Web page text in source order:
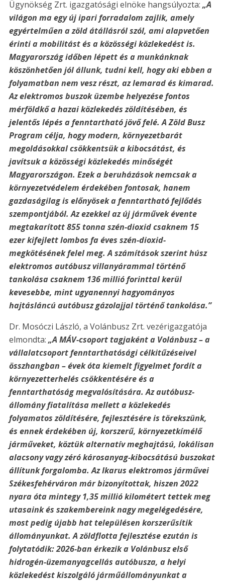
Ügynökség Zrt. igazgatósági elnöke hangsúlyozta: „A
világon ma egy új ipari forradalom zajlik, amely
egyértelműen a zöld átállásról szól, ami alapvetően
érinti a mobilitást és a közösségi közlekedést is.
Magyarország időben lépett és a munkánknak
köszönhetően jól állunk, tudni kell, hogy aki ebben a
folyamatban nem vesz részt, az lemarad és kimarad.
Az elektromos buszok üzembe helyezése fontos
mérföldkő a hazai közlekedés zöldítésében, és
jelentős lépés a fenntartható jövő felé. A Zöld Busz
Program célja, hogy modern, környezetbarát
megoldásokkal csökkentsük a kibocsátást, és
javítsuk a közösségi közlekedés minőségét
Magyarországon. Ezek a beruházások nemcsak a
környezetvédelem érdekében fontosak, hanem
gazdaságilag is előnyösek a fenntartható fejlődés
szempontjából. Az ezekkel az új járművek évente
megtakarított 855 tonna szén-dioxid csaknem 15
ezer kifejlett lombos fa éves szén-dioxid-
megkötésének felel meg. A számítások szerint húsz
elektromos autóbusz villanyárammal történő
tankolása csaknem 136 millió forinttal kerül
kevesebbe, mint ugyanennyi hagyományos
hajtásláncú autóbusz gázolajjal történő tankolása.”
Dr. Mosóczi László, a Volánbusz Zrt. vezérigazgatója
elmondta: „A MÁV-csoport tagjaként a Volánbusz – a
vállalatcsoport fenntarthatósági célkitűzéseivel
összhangban – évek óta kiemelt figyelmet fordít a
környezetterhelés csökkentésére és a
fenntarthatóság megvalósítására. Az autóbusz-
állomány fiatalítása mellett a közlekedés
folyamatos zöldítésére, fejlesztésére is törekszünk,
és ennek érdekében új, korszerű, környezetkímélő
járműveket, köztük alternatív meghajtású, lokálisan
alacsony vagy zéró károsanyag-kibocsátású buszokat
állítunk forgalomba. Az Ikarus elektromos járművei
Székesfehérváron már bizonyítottak, hiszen 2022
nyara óta mintegy 1,35 millió kilométert tettek meg
utasaink és szakembereink nagy megelégedésére,
most pedig újabb hat településen korszerűsítik
állományunkat. A zöldflotta fejlesztése ezután is
folytatódik: 2026-ban érkezik a Volánbusz első
hidrogén-üzemanyagcellás autóbusza, a helyi
közlekedést kiszolgáló járműállományunkat a